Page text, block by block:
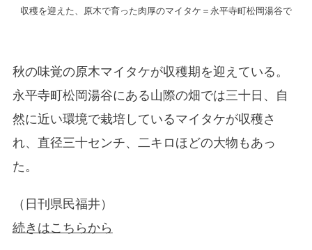
収穫を迎えた、原木で育った肉厚のマイタケ＝永平寺町松岡湯谷で
秋の味覚の原木マイタケが収穫期を迎えている。
永平寺町松岡湯谷にある山際の畑では三十日、自
然に近い環境で栽培しているマイタケが収穫さ
れ、直径三十センチ、二キロほどの大物もあっ
た。
（日刊県民福井）
続きはこちらから